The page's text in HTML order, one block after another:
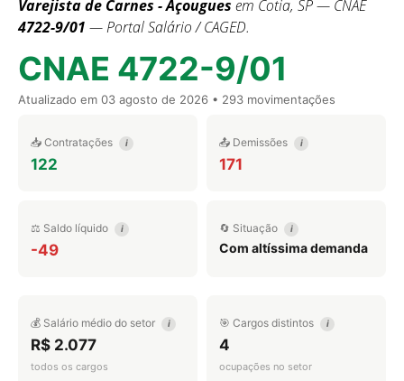
Varejista de Carnes - Açougues em Cotia, SP — CNAE
4722-9/01 — Portal Salário / CAGED.
CNAE 4722-9/01
Atualizado em 03 agosto de 2026 • 293 movimentações
📥 Contratações i
122
📤 Demissões i
171
⚖️ Saldo líquido i
-49
🔄 Situação i
Com altíssima demanda
💰 Salário médio do setor i
R$ 2.077
todos os cargos
🎯 Cargos distintos i
4
ocupações no setor